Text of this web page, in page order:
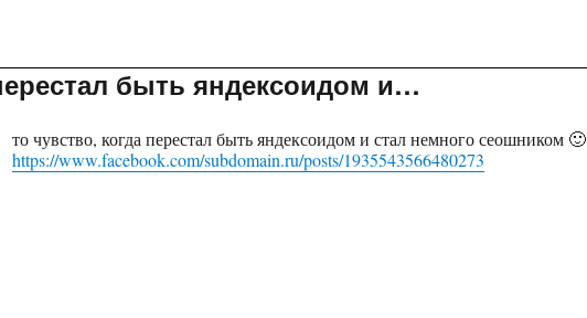
быть яндексоидом и…
то чувство, когда перестал быть яндексоидом и стал немного сеошником🙂
https://www.facebook.com/subdomain.ru/posts/1935543566480273